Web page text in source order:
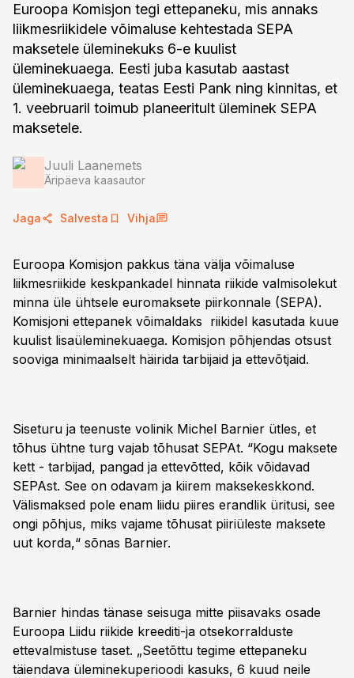
Euroopa Komisjon tegi ettepaneku, mis annaks
liikmesriikidele võimaluse kehtestada SEPA
maksetele üleminekuks 6-e kuulist
üleminekuaega. Eesti juba kasutab aastast
üleminekuaega, teatas Eesti Pank ning kinnitas, et
1. veebruaril toimub planeeritult üleminek SEPA
maksetele.
Juuli Laanemets
Äripäeva kaasautor
Jaga Salvesta Vihja
Euroopa Komisjon pakkus täna välja võimaluse
liikmesriikide keskpankadel hinnata riikide valmisolekut
minna üle ühtsele euromaksete piirkonnale (SEPA).
Komisjoni ettepanek võimaldaks riikidel kasutada kuue
kuulist lisaüleminekuaega. Komisjon põhjendas otsust
sooviga minimaalselt häirida tarbijaid ja ettevõtjaid.
Siseturu ja teenuste volinik Michel Barnier ütles, et
tõhus ühtne turg vajab tõhusat SEPAt. “Kogu maksete
kett - tarbijad, pangad ja ettevõtted, kõik võidavad
SEPAst. See on odavam ja kiirem maksekeskkond.
Välismaksed pole enam liidu piires erandlik üritusi, see
ongi põhjus, miks vajame tõhusat piiriüleste maksete
uut korda,“ sõnas Barnier.
Barnier hindas tänase seisuga mitte piisavaks osade
Euroopa Liidu riikide kreediti-ja otsekorralduste
ettevalmistuse taset. „Seetõttu tegime ettepaneku
täiendava üleminekuperioodi kasuks, 6 kuud neile